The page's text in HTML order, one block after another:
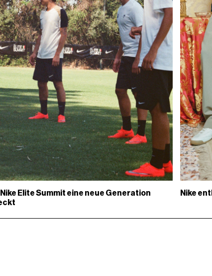
Elite Summit eine neue Generation
Nike